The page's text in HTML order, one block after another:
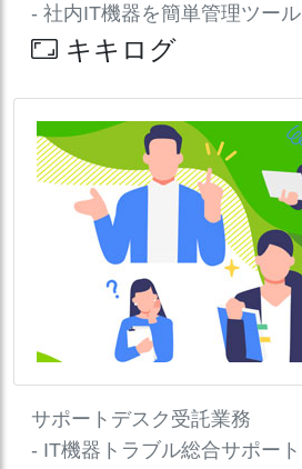
- 社内IT機器を簡単管理ツール
キキログ
サポートデスク受託業務
- IT機器トラブル総合サポート